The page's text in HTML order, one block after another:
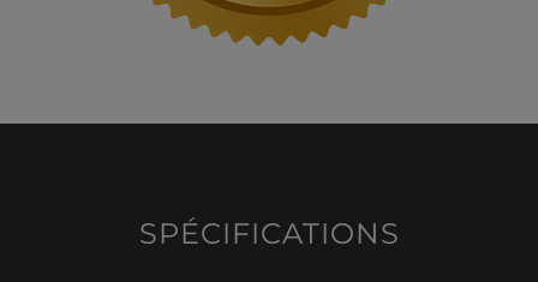
SPÉCIFICATIONS